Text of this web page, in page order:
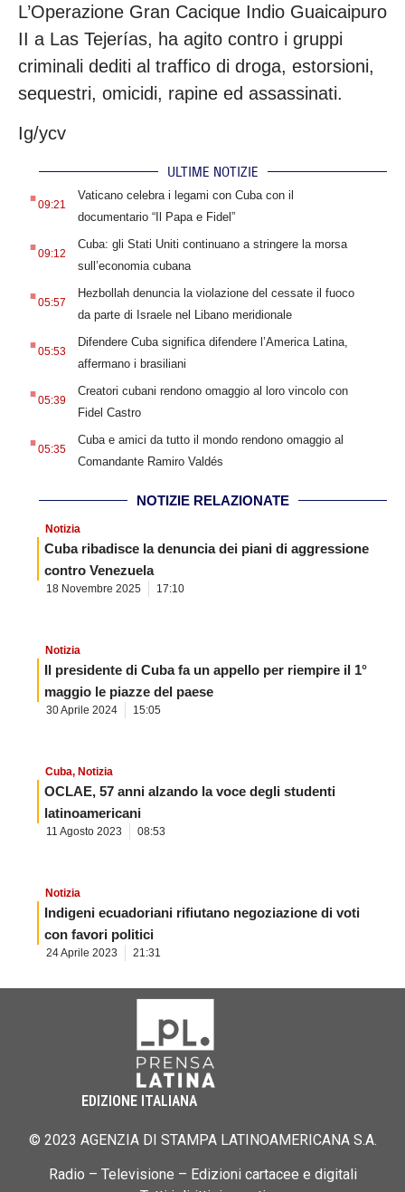
L’Operazione Gran Cacique Indio Guaicaipuro
II a Las Tejerías, ha agito contro i gruppi
criminali dediti al traffico di droga, estorsioni,
sequestri, omicidi, rapine ed assassinati.
Ig/ycv
ULTIME NOTIZIE
.09:21
Vaticano celebra i legami con Cuba con il
documentario “Il Papa e Fidel”
.09:12
Cuba: gli Stati Uniti continuano a stringere la morsa
sull’economia cubana
.05:57
Hezbollah denuncia la violazione del cessate il fuoco
da parte di Israele nel Libano meridionale
.05:53
Difendere Cuba significa difendere l’America Latina,
affermano i brasiliani
.05:39
Creatori cubani rendono omaggio al loro vincolo con
Fidel Castro
.05:35
Cuba e amici da tutto il mondo rendono omaggio al
Comandante Ramiro Valdés
NOTIZIE RELAZIONATE
Notizia
Cuba ribadisce la denuncia dei piani di aggressione
contro Venezuela
18 Novembre 2025 17:10
Notizia
Il presidente di Cuba fa un appello per riempire il 1°
maggio le piazze del paese
30 Aprile 2024 15:05
Cuba, Notizia
OCLAE, 57 anni alzando la voce degli studenti
latinoamericani
11 Agosto 2023 08:53
Notizia
Indigeni ecuadoriani rifiutano negoziazione di voti
con favori politici
24 Aprile 2023 21:31
EDIZIONE ITALIANA
© 2023 AGENZIA DI STAMPA LATINOAMERICANA S.A.
Radio – Televisione – Edizioni cartacee e digitali